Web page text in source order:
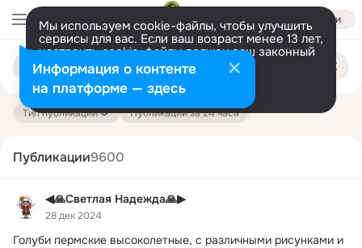
Войти
Мы используем cookie-файлы, чтобы улучшить
сервисы для вас. Если ваш возраст менее 13 лет,
настроить cookie-файлы должен ваш законный
представитель. Больше информации
Разрешить все Настроить
Поиск
публикациям
Тип публикации Публикации за 24 часа
Публикации9600
◀🙏Светлая Надежда🙏▶
28 дек 2024
Голуби пермские высоколетные, с различными рисунками и
Информация о контенте
на платформе — здесь